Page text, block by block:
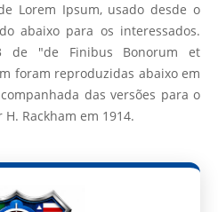
Lorem Ipsum, usado desde o
abaixo para os interessados.
de "de Finibus Bonorum et
foram reproduzidas abaixo em
das versões para o
Rackham em 1914.